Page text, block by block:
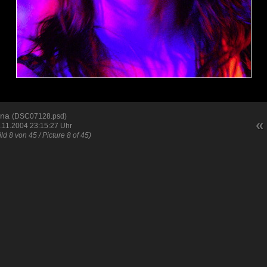
(DSC07128.psd)
23:15:27 Uhr
8 von 45 / Picture 8 of 45)
«